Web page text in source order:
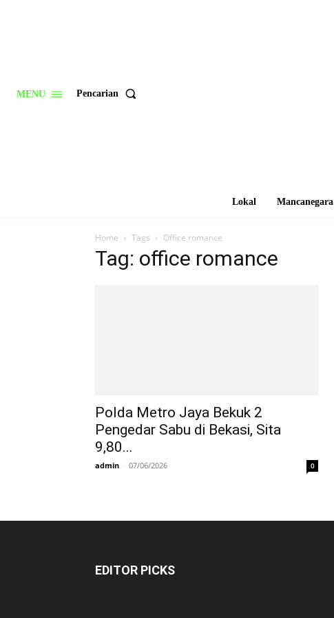
MENU Pencarian
Lokal Mancanegara
Home Tags Office romance
Tag: office romance
Polda Metro Jaya Bekuk 2
Pengedar Sabu di Bekasi, Sita
9,80...
admin - 07/06/2026 0
EDITOR PICKS